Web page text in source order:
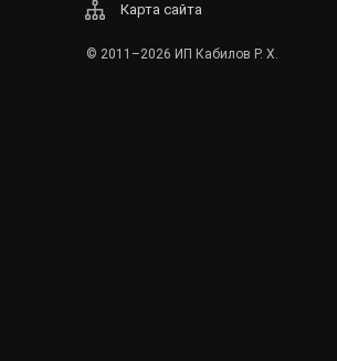
Карта сайта
© 2011–2026 ИП Кабилов Р. Х.